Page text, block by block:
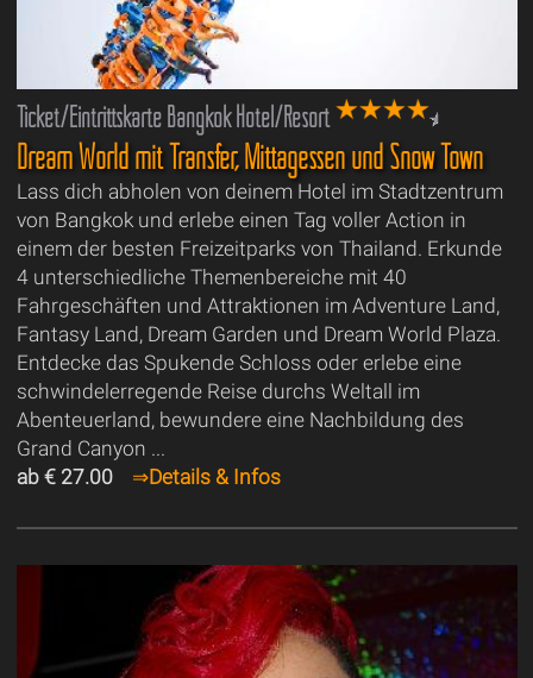
Ticket/Eintrittskarte Bangkok Hotel/Resort
Dream World mit Transfer, Mittagessen und Snow Town
Lass dich abholen von deinem Hotel im Stadtzentrum
von Bangkok und erlebe einen Tag voller Action in
einem der besten Freizeitparks von Thailand. Erkunde
4 unterschiedliche Themenbereiche mit 40
Fahrgeschäften und Attraktionen im Adventure Land,
Fantasy Land, Dream Garden und Dream World Plaza.
Entdecke das Spukende Schloss oder erlebe eine
schwindelerregende Reise durchs Weltall im
Abenteuerland, bewundere eine Nachbildung des
Grand Canyon ...
ab € 27.00
⇒Details & Infos